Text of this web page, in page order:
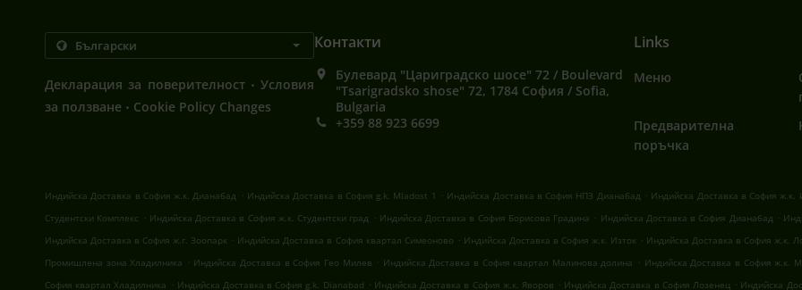
Декларация за поверителност . Условия
за ползване . Cookie Policy Changes
Контакти
Булевард "Цариградско шосе" 72 / Boulevard
"Tsarigradsko shose" 72, 1784 София / Sofia,
Bulgaria
+359 88 923 6699
Links
Меню
Предварителна
поръчка
Индийска Доставка в София ж.к. Дианабад . Индийска Доставка в София g.k. Mladost 1 . Индийска Доставка в София НПЗ Дианабад . Индийска Доставка в София ж.к.
Студентски Комплекс . Индийска Доставка в София ж.к. Студентски град . Индийска Доставка в София Борисова Градина . Индийска Доставка в София Дианабад .
Индийска Доставка в София ж.г. Зоопарк . Индийска Доставка в София квартал Симеоново . Индийска Доставка в София ж.к. Изток . Индийска Доставка в София ж.к.
Промишлена зона Хладилника . Индийска Доставка в София Гео Милев . Индийска Доставка в София квартал Малинова долина . Индийска Доставка в София ж.к.
София квартал Хладилника . Индийска Доставка в София g.k. Dianabad . Индийска Доставка в София ж.к. Яворов . Индийска Доставка в София Лозенец . Индийска